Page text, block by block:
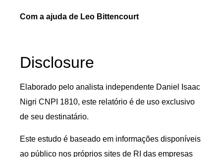
Com a ajuda de Leo Bittencourt
Disclosure
Elaborado pelo analista independente Daniel Isaac
Nigri CNPI 1810, este relatório é de uso exclusivo
de seu destinatário.
Este estudo é baseado em informações disponíveis
ao público nos próprios sites de RI das empresas